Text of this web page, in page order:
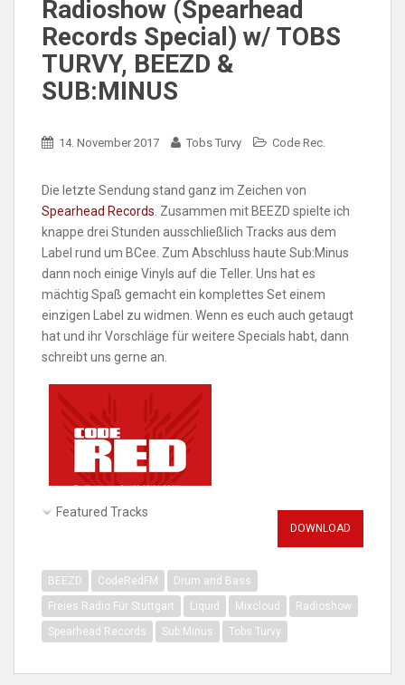
Radioshow (Spearhead
Records Special) w/ TOBS
TURVY, BEEZD &
SUB:MINUS
14. November 2017 Tobs Turvy Code Rec.
Die letzte Sendung stand ganz im Zeichen von
Spearhead Records . Zusammen mit BEEZD spielte ich
knappe drei Stunden ausschließlich Tracks aus dem
Label rund um BCee. Zum Abschluss haute Sub:Minus
dann noch einige Vinyls auf die Teller. Uns hat es
mächtig Spaß gemacht ein komplettes Set einem
einzigen Label zu widmen. Wenn es euch auch getaugt
hat und ihr Vorschläge für weitere Specials habt, dann
schreibt uns gerne an.
DOWNLOAD
Featured Tracks
BEEZD CodeRedFM
Drum and Bass
Freies Radio Für Stuttgart
Liquid Mixcloud
Radioshow
Spearhead Records
Sub:Minus Tobs Turvy